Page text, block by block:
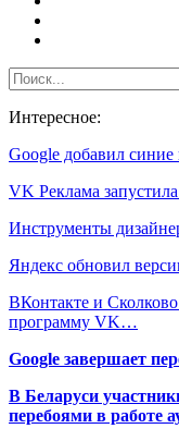
Интересное:
Google добавил синие
VK Реклама
Инструменты
Яндекс обновил
ВКонтакте и
программу VK…
Google завершает
В Беларуси
перебоями в работе